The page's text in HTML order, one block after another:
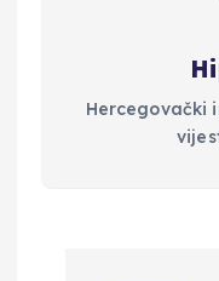
Hercegovački